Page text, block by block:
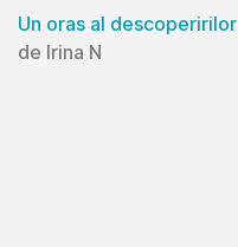
Un oras al descoperirilor
de Irina N